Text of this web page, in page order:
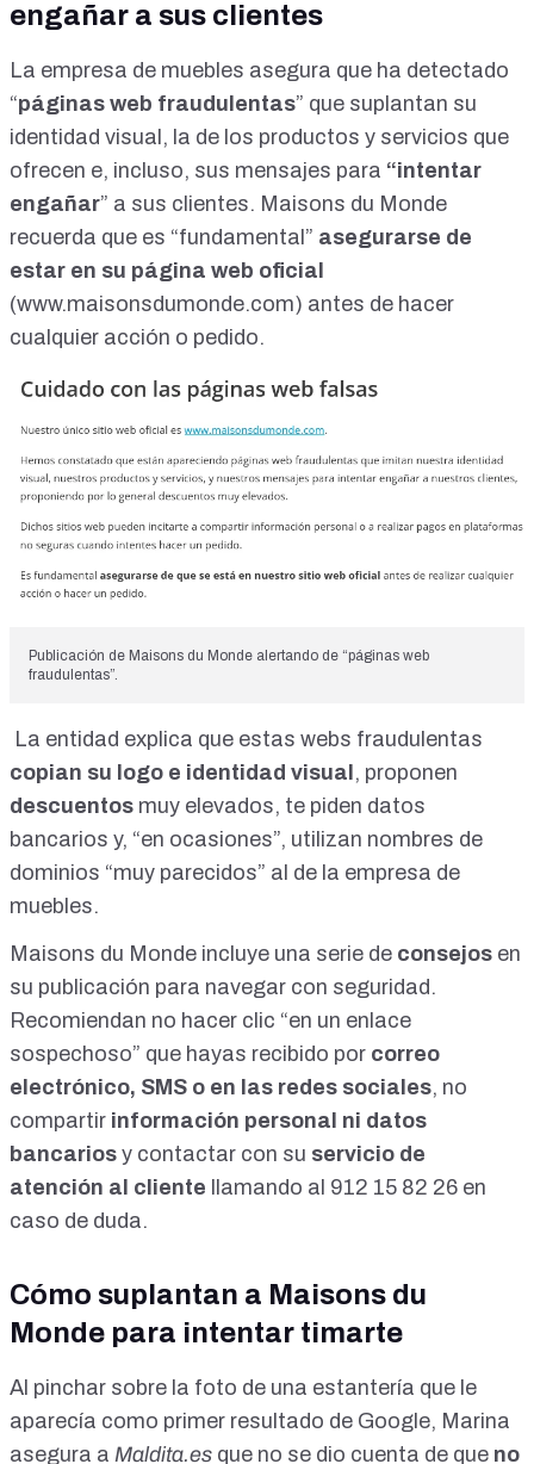
engañar a sus clientes
La empresa de muebles asegura que ha detectado
“páginas web fraudulentas” que suplantan su
identidad visual, la de los productos y servicios que
ofrecen e, incluso, sus mensajes para “intentar
engañar” a sus clientes. Maisons du Monde
recuerda que es “fundamental” asegurarse de
estar en su página web oficial
(www.maisonsdumonde.com) antes de hacer
cualquier acción o pedido.
Publicación de Maisons du Monde alertando de “páginas web
fraudulentas”.
La entidad explica que estas webs fraudulentas
copian su logo e identidad visual, proponen
descuentos muy elevados, te piden datos
bancarios y, “en ocasiones”, utilizan nombres de
dominios “muy parecidos” al de la empresa de
muebles.
Maisons du Monde incluye una serie de consejos en
su publicación para navegar con seguridad.
Recomiendan no hacer clic “en un enlace
sospechoso” que hayas recibido por correo
electrónico, SMS o en las redes sociales, no
compartir información personal ni datos
bancarios y contactar con su servicio de
atención al cliente llamando al 912 15 82 26 en
caso de duda.
Cómo suplantan a Maisons du
Monde para intentar timarte
Al pinchar sobre la foto de una estantería que le
aparecía como primer resultado de Google, Marina
asegura a Maldita.es que no se dio cuenta de que no